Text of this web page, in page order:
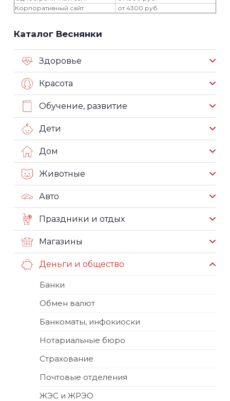
Корпоративный сайт
от 4300 руб.
Каталог Веснянки
Здоровье
Красота
Обучение, развитие
Дети
Дом
Животные
Авто
Праздники и отдых
Магазины
Деньги и общество
Банки
Обмен валют
Банкоматы, инфокиоски
Нотариальные бюро
Страхование
Почтовые отделения
ЖЭС и ЖРЭО